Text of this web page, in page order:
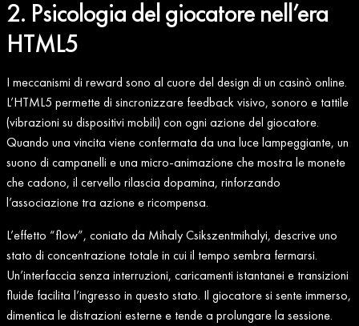
2. Psicologia del giocatore nell’era
HTML5
I meccanismi di reward sono al cuore del design di un casinò online.
L’HTML5 permette di sincronizzare feedback visivo, sonoro e tattile
(vibrazioni su dispositivi mobili) con ogni azione del giocatore.
Quando una vincita viene confermata da una luce lampeggiante, un
suono di campanelli e una micro‑animazione che mostra le monete
che cadono, il cervello rilascia dopamina, rinforzando
l’associazione tra azione e ricompensa.
L’effetto “flow”, coniato da Mihaly Csikszentmihalyi, descrive uno
stato di concentrazione totale in cui il tempo sembra fermarsi.
Un’interfaccia senza interruzioni, caricamenti istantanei e transizioni
fluide facilita l’ingresso in questo stato. Il giocatore si sente immerso,
dimentica le distrazioni esterne e tende a prolungare la sessione.